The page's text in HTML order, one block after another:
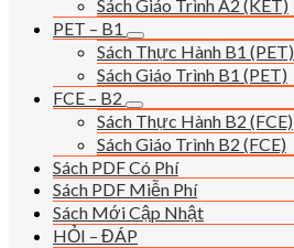
Sách Giáo Trình A2 (KET)
PET – B1
Sách Thực Hành B1 (PET)
Sách Giáo Trình B1 (PET)
FCE – B2
Sách Thực Hành B2 (FCE)
Sách Giáo Trình B2 (FCE)
Sách PDF Có Phí
Sách PDF Miễn Phí
Sách Mới Cập Nhật
HỎI – ĐÁP